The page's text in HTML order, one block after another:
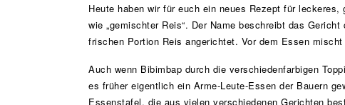
Heute haben wir für euch ein neues Rezept für
wie „gemischter Reis“. Der Name beschreibt das
frischen Portion Reis angerichtet. Vor dem Essen
Auch wenn Bibimbap durch die verschiedenfarbigen
es früher eigentlich ein Arme-Leute-Essen der Bauern
Essenstafel, die aus vielen verschiedenen Gerichten